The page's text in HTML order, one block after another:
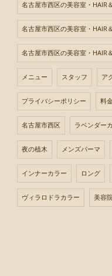
名古屋市西区の美容室・HAIR
名古屋市西区の美容室・HAIR
名古屋市西区の美容室・HAIR
メニュー スタッフ ア
プライバシーポリシー 料
名古屋市西区 ラベンダー
夜の植木 メンズパーマ
インナーカラー ロング
ヴィラロドラカラー 美容